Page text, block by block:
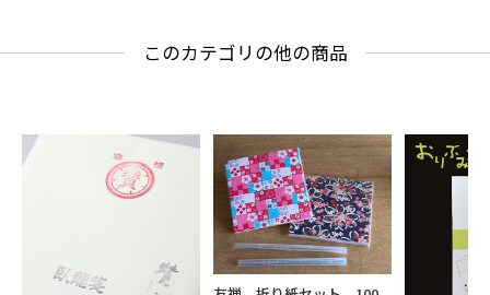
このカテゴリの他の商品